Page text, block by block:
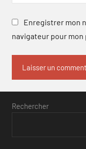
Enregistrer mon
navigateur pour mon
Rechercher